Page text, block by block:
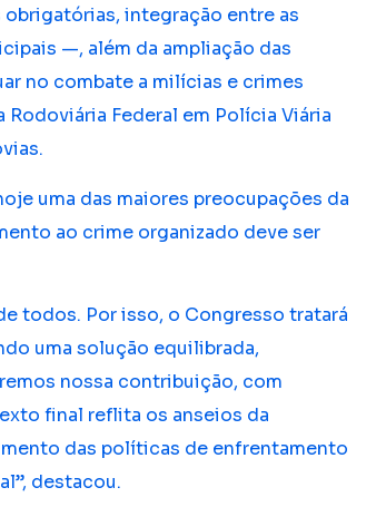
integração entre as
—, além da ampliação das
no combate a milícias e crimes
Federal em Polícia Viária
uma das maiores preocupações da
ao crime organizado deve ser
todos. Por isso, o Congresso tratará
uma solução equilibrada,
nossa contribuição, com
final reflita os anseios da
das políticas de enfrentamento
destacou.